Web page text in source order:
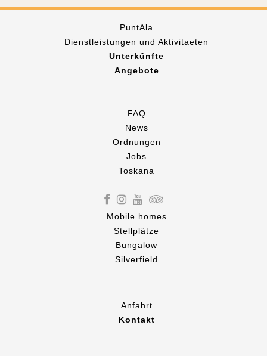
PuntAla
Dienstleistungen und Aktivitaeten
Unterkünfte
Angebote
FAQ
News
Ordnungen
Jobs
Toskana
Mobile homes
Stellplätze
Bungalow
Silverfield
Anfahrt
Kontakt